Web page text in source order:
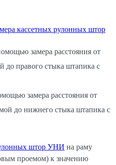
кассетных рулонных штор
замера расстояния от
до правого стыка штапика с
замера расстояния от
до нижнего стыка штапика с
штор УНИ на раму
проемом) к значению